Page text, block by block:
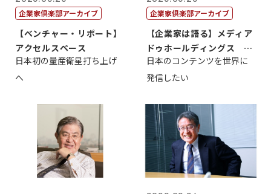
企業家倶楽部アーカイブ
【ベンチャー・リポート】
アクセルスペース
日本初の量産衛星打ち上げ
へ
企業家倶楽部アーカイブ
【企業家は語る】メディア
ドゥホールディングス 代
表取締役社長...
日本のコンテンツを世界に
発信したい